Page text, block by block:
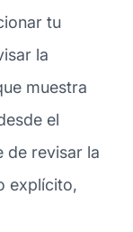
tu
la
muestra
el
de revisar la
explícito,